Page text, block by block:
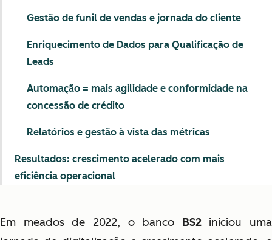
Em meados de 2022, o banco BS2iniciou uma
Gestão de funil de vendas e jornada do cliente
Enriquecimento de Dados para Qualificação de
Leads
Automação = mais agilidade e conformidade na
concessão de crédito
Relatórios e gestão à vista das métricas
Resultados: crescimento acelerado com mais
eficiência operacional